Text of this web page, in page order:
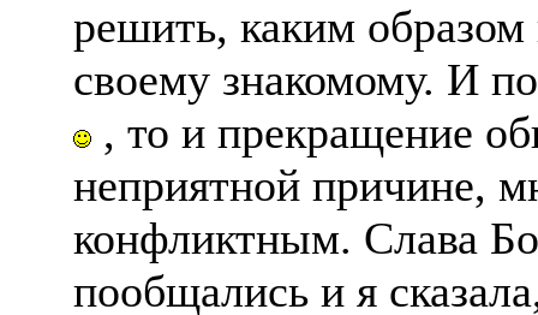
решить, каким
своему знакомому. И
, то и прекращение
неприятной причине,
конфликтным. Слава
пообщались и я